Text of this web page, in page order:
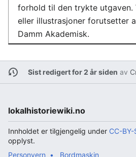
forhold til den trykte utgaven.
eller illustrasjoner forutsetter
Damm Akademisk.
Sist redigert for 2 år siden av
lokalhistoriewiki.no
Innholdet er tilgjengelig under CC-BY-
opplyst.
Personvern
Bordmaskin